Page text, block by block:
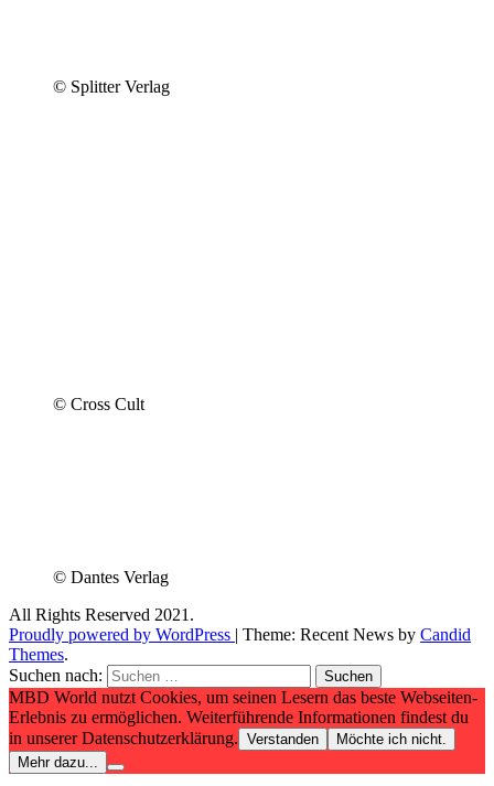
© Splitter Verlag
© Cross Cult
© Dantes Verlag
All Rights Reserved 2021.
Proudly powered by WordPress | Theme: Recent News by Candid
Themes.
Suchen nach:
MBD World nutzt Cookies, um seinen Lesern das beste Webseiten-
Erlebnis zu ermöglichen. Weiterführende Informationen findest du
in unserer Datenschutzerklärung. Verstanden
Möchte ich nicht.
Mehr dazu...